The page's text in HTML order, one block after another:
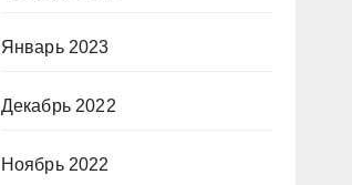
Январь 2023
Декабрь 2022
Ноябрь 2022